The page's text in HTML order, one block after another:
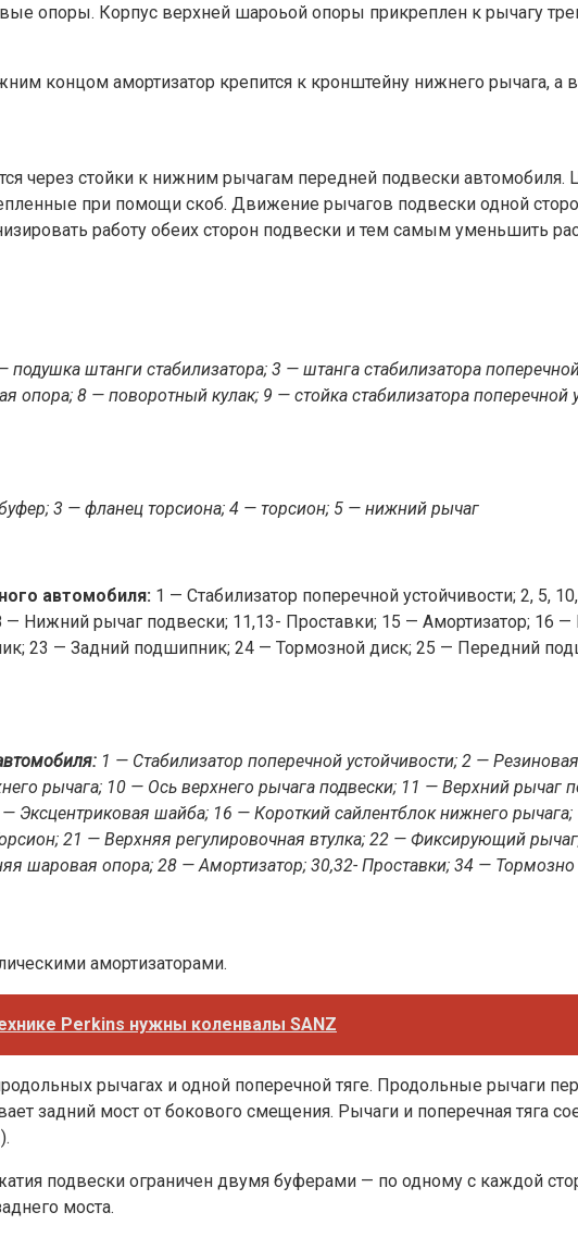
опоры. Корпус верхней шароьой опоры прикреплен к рычагу
концом амортизатор крепится к кронштейну нижнего рычага,
через стойки к нижним рычагам передней подвески автомобиля.
при помощи скоб. Движение рычагов подвески одной
работу обеих сторон подвески и тем самым уменьшить
штанги стабилизатора; 3 — штанга стабилизатора
8 — поворотный кулак; 9 — стойка стабилизатора поперечной
3 — фланец торсиона; 4 — торсион; 5 — нижний рычаг
автомобиля: 1 — Стабилизатор поперечной устойчивости; 2, 5,
Нижний рычаг подвески; 11,13- Проставки; 15 — Амортизатор; 16
23 — Задний подшипник; 24 — Тормозной диск; 25 — Передний
1 — Стабилизатор поперечной устойчивости; 2 —
рычага; 10 — Ось верхнего рычага подвески; 11 — Верхний рычаг
шайба; 16 — Короткий сайлентблок нижнего
21 — Верхняя регулировочная втулка; 22 — Фиксирующий
шаровая опора; 28 — Амортизатор; 30,32- Проставки; 34 —
амортизаторами.
Perkins нужны коленвалы SANZ
рычагах и одной поперечной тяге. Продольные рычаги
задний мост от бокового смещения. Рычаги и поперечная тяга
подвески ограничен двумя буферами — по одному с каждой
моста.